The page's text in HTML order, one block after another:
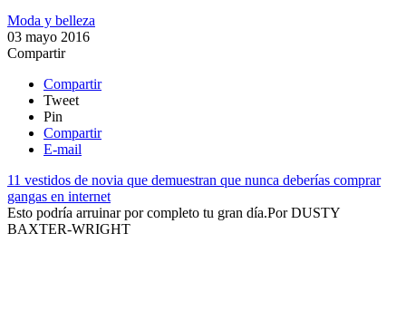
Moda y belleza
03 mayo 2016
Compartir
Compartir
Tweet
Pin
Compartir
E-mail
11 vestidos de novia que demuestran que nunca deberías comprar
gangas en internet
Esto podría arruinar por completo tu gran día.​PorDUSTY
BAXTER-WRIGHT